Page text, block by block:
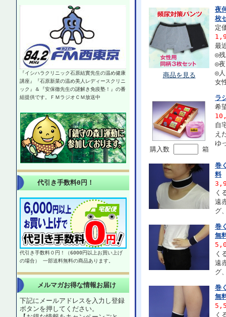
『イシハラクリニック石原結實先生の温め健康
講座』『石原新菜の温め美人レディースクリニ
ック』＆『安保徹先生の謎解き免疫塾！』の番
組提供です。ＦＭラジオＣＭ放送中
代引き手数料0円！
代引き手数料０円！（6000円以上お買い上げ
の場合） 一部送料無料の商品あります。
メルマガお得な情報お届け
下記にメールアドレスを入力し登録
ボタンを押してください。
商品を見る
夜
枚
定
最
◎
◎
◎
女
購入数 箱
ラ
希
自
え
ゆ
巻
料
く
遠
グ
巻
無
く
遠
グ
巻
無
く